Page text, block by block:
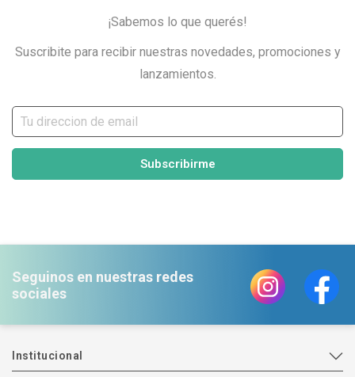
¡Sabemos lo que querés!
Suscribite para recibir nuestras novedades, promociones y
lanzamientos.
Subscribirme
Seguinos en nuestras redes
sociales
Institucional